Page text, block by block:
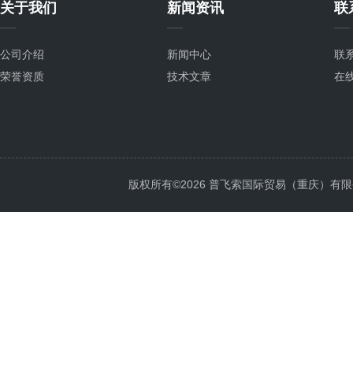
关于我们
公司介绍
荣誉资质
新闻资讯
新闻中心
技术文章
联
联
在
版权所有©2026 普飞索国际贸易（重庆）有